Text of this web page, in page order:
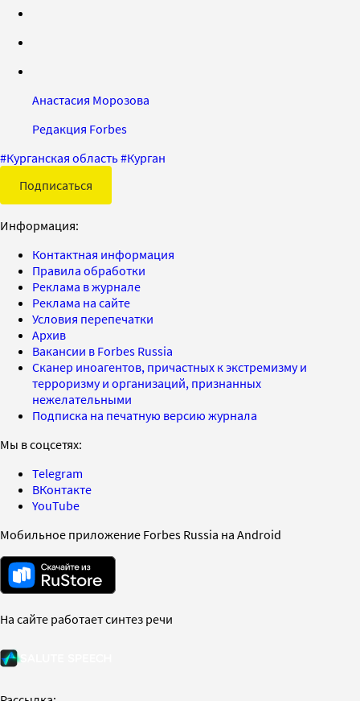
Анастасия Морозова
Редакция Forbes
#Курганская область#Курган
Подписаться
Информация:
Контактная информация
Правила обработки
Реклама в журнале
Реклама на сайте
Условия перепечатки
Архив
Вакансии в Forbes Russia
Сканер иноагентов, причастных к экстремизму и
терроризму и организаций, признанных
нежелательными
Подписка на печатную версию журнала
Мы в соцсетях:
Telegram
ВКонтакте
YouTube
Мобильное приложение Forbes Russia на Android
На сайте работает синтез речи